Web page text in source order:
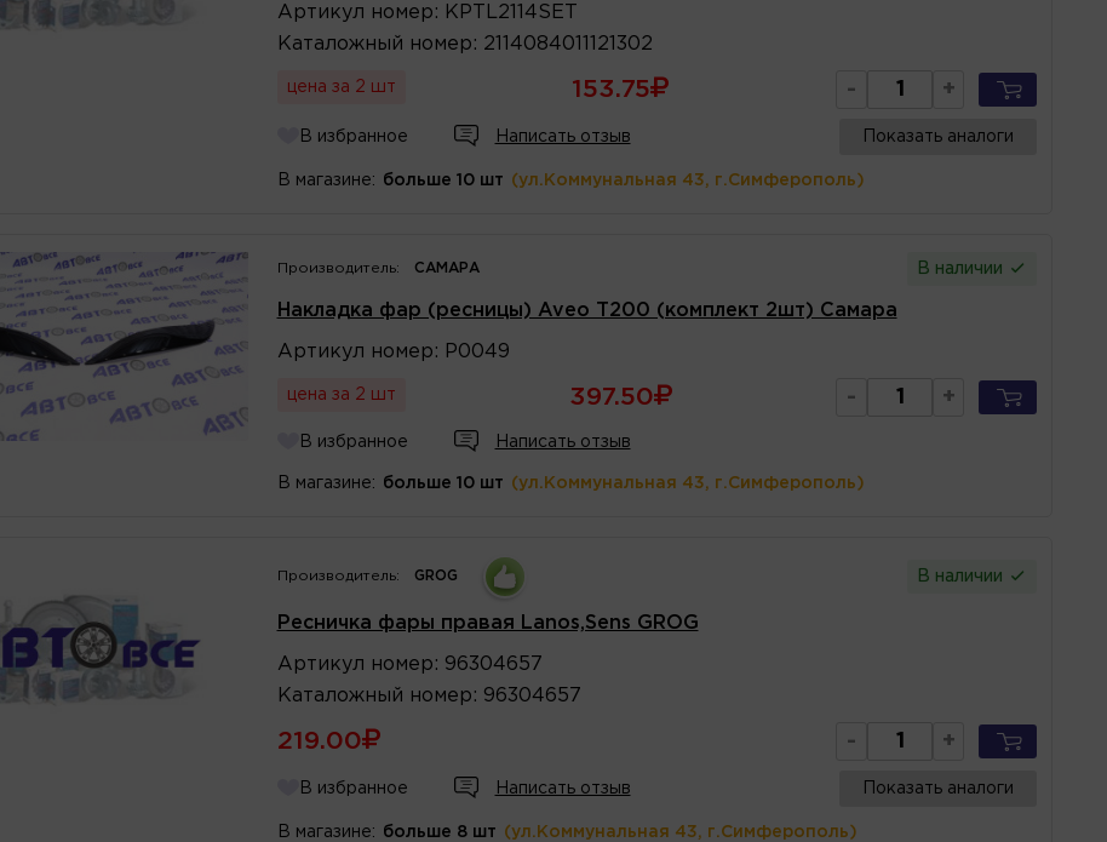
Артикул номер : KPTL2114SET
Каталожный номер : 2114084011121302
цена за 2 шт 153.75 - +
В избранное Написать отзыв Показать аналоги
В магазине: больше 10 шт (ул.Коммунальная 43, г.Симферополь)
Производитель: САМАРА В наличии
Накладка фар (ресницы) Aveo T200 (комплект 2шт) Самара
Артикул номер : Р0049
цена за 2 шт 397.50 - +
В избранное Написать отзыв
В магазине: больше 10 шт (ул.Коммунальная 43, г.Симферополь)
Производитель: GROG В наличии
Ресничка фары правая Lanos,Sens GROG
Артикул номер : 96304657
Каталожный номер : 96304657
219.00 - +
В избранное Написать отзыв Показать аналоги
В магазине: больше 8 шт (ул.Коммунальная 43, г.Симферополь)